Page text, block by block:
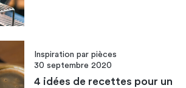
Inspiration par pièces
30 septembre 2020
4 idées de recettes pour un